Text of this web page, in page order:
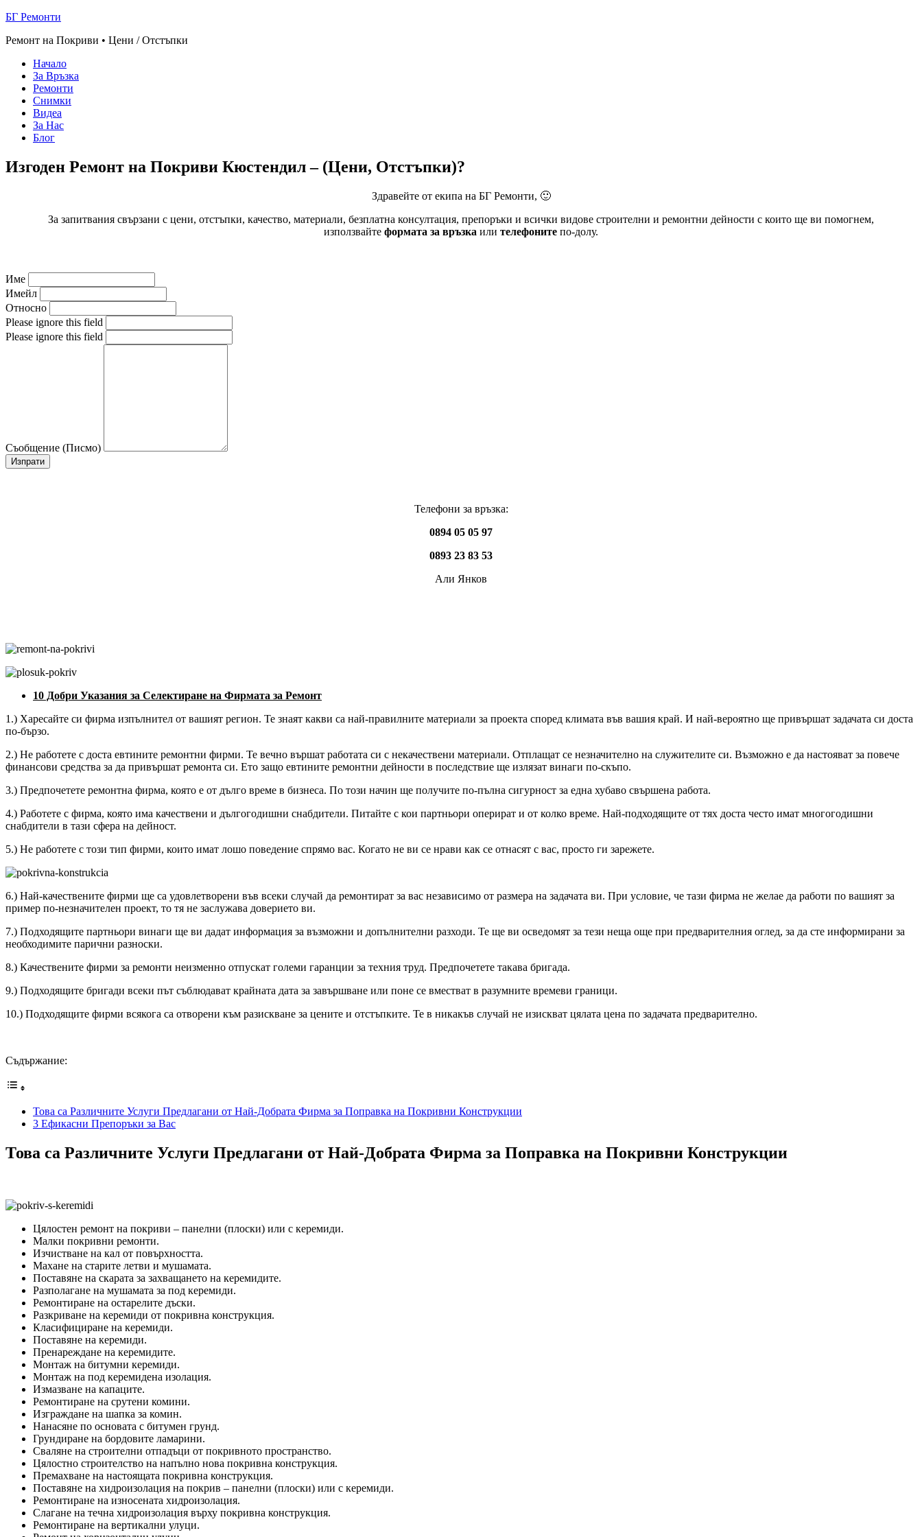
БГ Ремонти
Ремонт на Покриви • Цени / Отстъпки
Начало
За Връзка
Ремонти
Снимки
Видеа
За Нас
Блог
Изгоден Ремонт на Покриви Кюстендил – (Цени, Отстъпки)?
Здравейте от екипа на БГ Ремонти, 🙂
За запитвания свързани с цени, отстъпки, качество, материали, безплатна консултация, препоръки и всички видове строителни и ремонтни дейности с които ще ви помогнем,
използвайте формата за връзка или телефоните по-долу.
Име
Имейл
Относно
Please ignore this field
Please ignore this field
Съобщение (Писмо)
Изпрати
Телефони за връзка:
0894 05 05 97
0893 23 83 53
Али Янков
10 Добри Указания за Селектиране на Фирмата за Ремонт
1.) Харесайте си фирма изпълнител от вашият регион. Те знаят какви са най-правилните материали за проекта според климата във вашия край. И най-вероятно ще привършат задачата си доста
по-бързо.
2.) Не работете с доста евтините ремонтни фирми. Те вечно вършат работата си с некачествени материали. Отплащат се незначително на служителите си. Възможно е да настояват за повече
финансови средства за да привършат ремонта си. Ето защо евтините ремонтни дейности в последствие ще излязат винаги по-скъпо.
3.) Предпочетете ремонтна фирма, която е от дълго време в бизнеса. По този начин ще получите по-пълна сигурност за една хубаво свършена работа.
4.) Работете с фирма, която има качествени и дългогодишни снабдители. Питайте с кои партньори оперират и от колко време. Най-подходящите от тях доста често имат многогодишни
снабдители в тази сфера на дейност.
5.) Не работете с този тип фирми, които имат лошо поведение спрямо вас. Когато не ви се нрави как се отнасят с вас, просто ги зарежете.
6.) Най-качествените фирми ще са удовлетворени във всеки случай да ремонтират за вас независимо от размера на задачата ви. При условие, че тази фирма не желае да работи по вашият за
пример по-незначителен проект, то тя не заслужава доверието ви.
7.) Подходящите партньори винаги ще ви дадат информация за възможни и допълнителни разходи. Те ще ви осведомят за тези неща още при предварителния оглед, за да сте информирани за
необходимите парични разноски.
8.) Качествените фирми за ремонти неизменно отпускат големи гаранции за техния труд. Предпочетете такава бригада.
9.) Подходящите бригади всеки път съблюдават крайната дата за завършване или поне се вместват в разумните времеви граници.
10.) Подходящите фирми всякога са отворени към разискване за цените и отстъпките. Те в никакъв случай не изискват цялата цена по задачата предварително.
Съдържание:
Това са Различните Услуги Предлагани от Най-Добрата Фирма за Поправка на Покривни Конструкции
3 Ефикасни Препоръки за Вас
Това са Различните Услуги Предлагани от Най-Добрата Фирма за Поправка на Покривни Конструкции
Цялостен ремонт на покриви – панелни (плоски) или с керемиди.
Малки покривни ремонти.
Изчистване на кал от повърхността.
Махане на старите летви и мушамата.
Поставяне на скарата за захващането на керемидите.
Разполагане на мушамата за под керемиди.
Ремонтиране на остарелите дъски.
Разкриване на керемиди от покривна конструкция.
Класифициране на керемиди.
Поставяне на керемиди.
Пренареждане на керемидите.
Монтаж на битумни керемиди.
Монтаж на под керемидена изолация.
Измазване на капаците.
Ремонтиране на срутени комини.
Изграждане на шапка за комин.
Нанасяне по основата с битумен грунд.
Грундиране на бордовите ламарини.
Сваляне на строителни отпадъци от покривното пространство.
Цялостно строителство на напълно нова покривна конструкция.
Премахване на настоящата покривна конструкция.
Поставяне на хидроизолация на покрив – панелни (плоски) или с керемиди.
Ремонтиране на износената хидроизолация.
Слагане на течна хидроизолация върху покривна конструкция.
Ремонтиране на вертикални улуци.